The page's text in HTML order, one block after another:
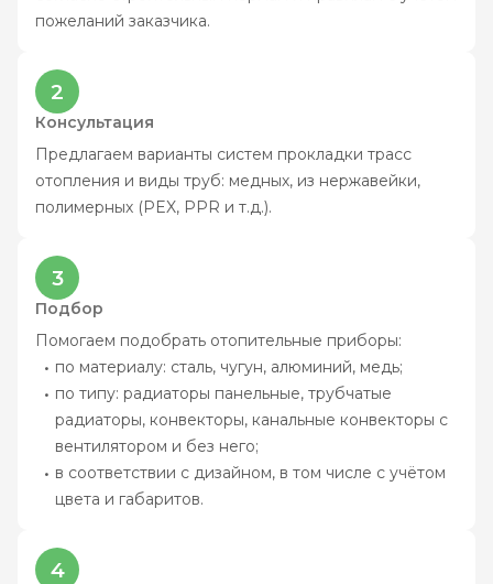
пожеланий заказчика.
2
Консультация
Предлагаем варианты систем прокладки трасс
отопления и виды труб: медных, из нержавейки,
полимерных (PEX, PPR и т.д.).
3
Подбор
Помогаем подобрать отопительные приборы:
по материалу: сталь, чугун, алюминий, медь;
по типу: радиаторы панельные, трубчатые
радиаторы, конвекторы, канальные конвекторы с
вентилятором и без него;
в соответствии с дизайном, в том числе с учётом
цвета и габаритов.
4